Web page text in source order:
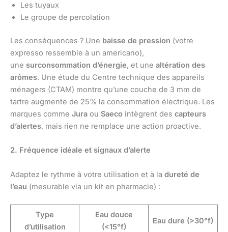
Les tuyaux
Le groupe de percolation
Les conséquences ? Une baisse de pression (votre
expresso ressemble à un americano),
une surconsommation d’énergie, et une altération des
arômes. Une étude du Centre technique des appareils
ménagers (CTAM) montre qu’une couche de 3 mm de
tartre augmente de 25% la consommation électrique. Les
marques comme Jura ou Saeco intègrent des capteurs
d’alertes, mais rien ne remplace une action proactive.
2. Fréquence idéale et signaux d’alerte
Adaptez le rythme à votre utilisation et à la dureté de
l’eau (mesurable via un kit en pharmacie) :
Type
d’utilisation
Eau douce
(<15°f)
Eau dure (>30°f)